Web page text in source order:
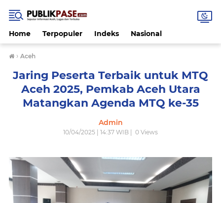
Home Terpopuler Indeks Nasional
› Aceh
Jaring Peserta Terbaik untuk MTQ
Aceh 2025, Pemkab Aceh Utara
Matangkan Agenda MTQ ke-35
Admin
10/04/2025 | 14:37 WIB | 0 Views